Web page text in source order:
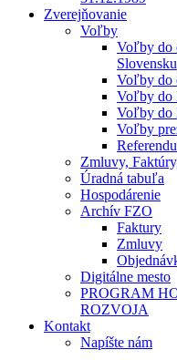
Zverejňovanie
Voľby
Voľby do
Slovensku
Voľby do
Voľby do
Voľby do
Voľby
Zmluvy,
Úradná tabuľa
Hospodárenie
Archív FZO
Faktury
Zmluvy
Digitálne mesto
PROGRAM
ROZVOJA
Kontakt
Napíšte nám